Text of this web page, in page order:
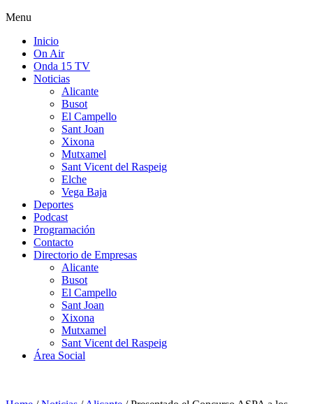
Menu
Inicio
On Air
Onda 15 TV
Noticias
Alicante
Busot
El Campello
Sant Joan
Xixona
Mutxamel
Sant Vicent del Raspeig
Elche
Vega Baja
Deportes
Podcast
Programación
Contacto
Directorio de Empresas
Alicante
Busot
El Campello
Sant Joan
Xixona
Mutxamel
Sant Vicent del Raspeig
Área Social